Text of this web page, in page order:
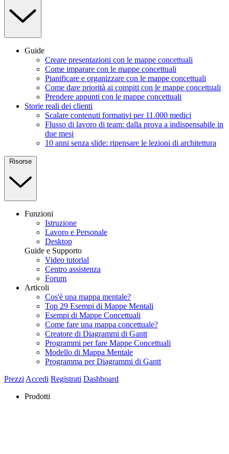
Guide
Creare presentazioni con le mappe concettuali
Come imparare con le mappe concettuali
Pianificare e organizzare con le mappe concettuali
Come dare priorità ai compiti con le mappe concettuali
Prendere appunti con le mappe concettuali
Storie reali dei clienti
Scalare contenuti formativi per 11.000 medici
Flusso di lavoro di team: dalla prova a indispensabile in
due mesi
10 anni senza slide: ripensare le lezioni di architettura
Risorse
Funzioni
Istruzione
Lavoro e Personale
Desktop
Guide e Supporto
Video tutorial
Centro assistenza
Forum
Articoli
Cos'è una mappa mentale?
Top 29 Esempi di Mappe Mentali
Esempi di Mappe Concettuali
Come fare una mappa concettuale?
Creatore di Diagrammi di Gantt
Programmi per fare Mappe Concettuali
Modello di Mappa Mentale
Programma per Diagrammi di Gantt
Prezzi Accedi Registrati Dashboard
Prodotti